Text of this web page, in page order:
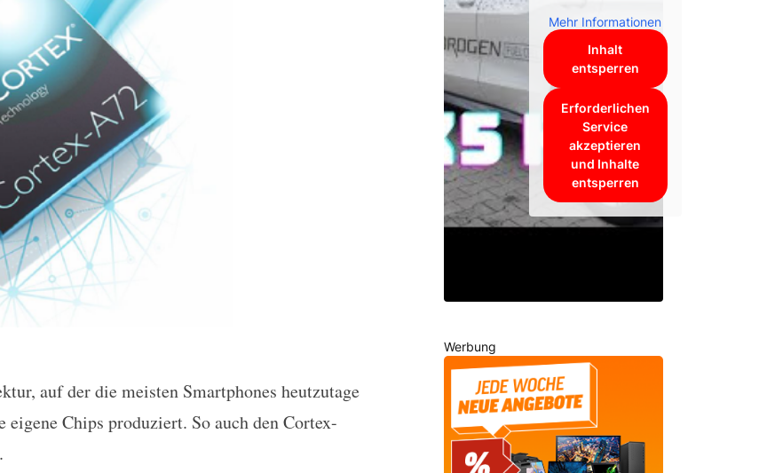
Bit-Prozessor vorgestellt
auf der die meisten Smartphones heutzutage
Chips produziert. So auch den Cortex-
Mehr Informationen
Inhalt
entsperren
Erforderlichen
Service
akzeptieren
und Inhalte
entsperren
Werbung